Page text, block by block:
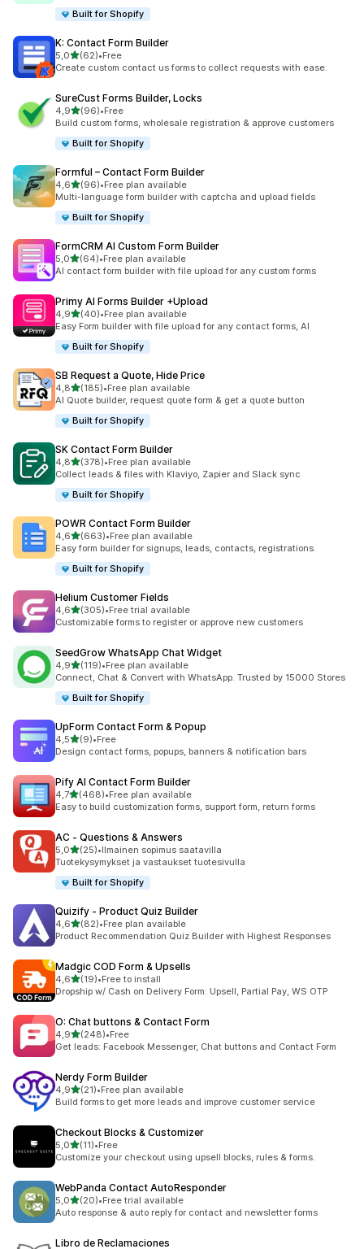
Built for Shopify
K: Contact Form Builder
5,0/ 5 tähteä
(62)
62 arvostelua yhteensä
•Free
Create custom contact us forms to collect requests with ease.
SureCust Forms Builder, Locks
4,9/ 5 tähteä
(96)
96 arvostelua yhteensä
•Free
Build custom forms, wholesale registration & approve customers
Built for Shopify
Formful – Contact Form Builder
4,6/ 5 tähteä
(96)
96 arvostelua yhteensä
•Free plan available
Multi-language form builder with captcha and upload fields
Built for Shopify
FormCRM AI Custom Form Builder
5,0/ 5 tähteä
(64)
64 arvostelua yhteensä
•Free plan available
AI contact form builder with file upload for any custom forms
Primy AI Forms Builder +Upload
4,9/ 5 tähteä
(40)
40 arvostelua yhteensä
•Free plan available
Easy Form builder with file upload for any contact forms, AI
Built for Shopify
SB Request a Quote, Hide Price
4,8/ 5 tähteä
(185)
185 arvostelua yhteensä
•Free plan available
AI Quote builder, request quote form & get a quote button
Built for Shopify
SK Contact Form Builder
4,8/ 5 tähteä
(378)
378 arvostelua yhteensä
•Free plan available
Collect leads & files with Klaviyo, Zapier and Slack sync
Built for Shopify
POWR Contact Form Builder
4,6/ 5 tähteä
(663)
663 arvostelua yhteensä
•Free plan available
Easy form builder for signups, leads, contacts, registrations.
Built for Shopify
Helium Customer Fields
4,6/ 5 tähteä
(305)
305 arvostelua yhteensä
•Free trial available
Customizable forms to register or approve new customers
SeedGrow WhatsApp Chat Widget
4,9/ 5 tähteä
(119)
119 arvostelua yhteensä
•Free plan available
Connect, Chat & Convert with WhatsApp. Trusted by 15000 Stores
Built for Shopify
UpForm Contact Form & Popup
4,5/ 5 tähteä
(9)
9 arvostelua yhteensä
•Free
Design contact forms, popups, banners & notification bars
Pify AI Contact Form Builder
4,7/ 5 tähteä
(468)
468 arvostelua yhteensä
•Free plan available
Easy to build customization forms, support form, return forms
AC ‑ Questions & Answers
5,0/ 5 tähteä
(25)
25 arvostelua yhteensä
•Ilmainen sopimus saatavilla
Tuotekysymykset ja vastaukset tuotesivulla
Built for Shopify
Quizify ‑ Product Quiz Builder
4,6/ 5 tähteä
(82)
82 arvostelua yhteensä
•Free plan available
Product Recommendation Quiz Builder with Highest Responses
Madgic COD Form & Upsells
4,6/ 5 tähteä
(19)
19 arvostelua yhteensä
•Free to install
Dropship w/ Cash on Delivery Form: Upsell, Partial Pay, WS OTP
O: Chat buttons & Contact Form
4,9/ 5 tähteä
(248)
248 arvostelua yhteensä
•Free
Get leads: Facebook Messenger, Chat buttons and Contact Form
Nerdy Form Builder
4,9/ 5 tähteä
(21)
21 arvostelua yhteensä
•Free plan available
Build forms to get more leads and improve customer service
Checkout Blocks & Customizer
5,0/ 5 tähteä
(11)
11 arvostelua yhteensä
•Free
Customize your checkout using upsell blocks, rules & forms.
WebPanda Contact AutoResponder
5,0/ 5 tähteä
(20)
20 arvostelua yhteensä
•Free trial available
Auto response & auto reply for contact and newsletter forms
Libro de Reclamaciones